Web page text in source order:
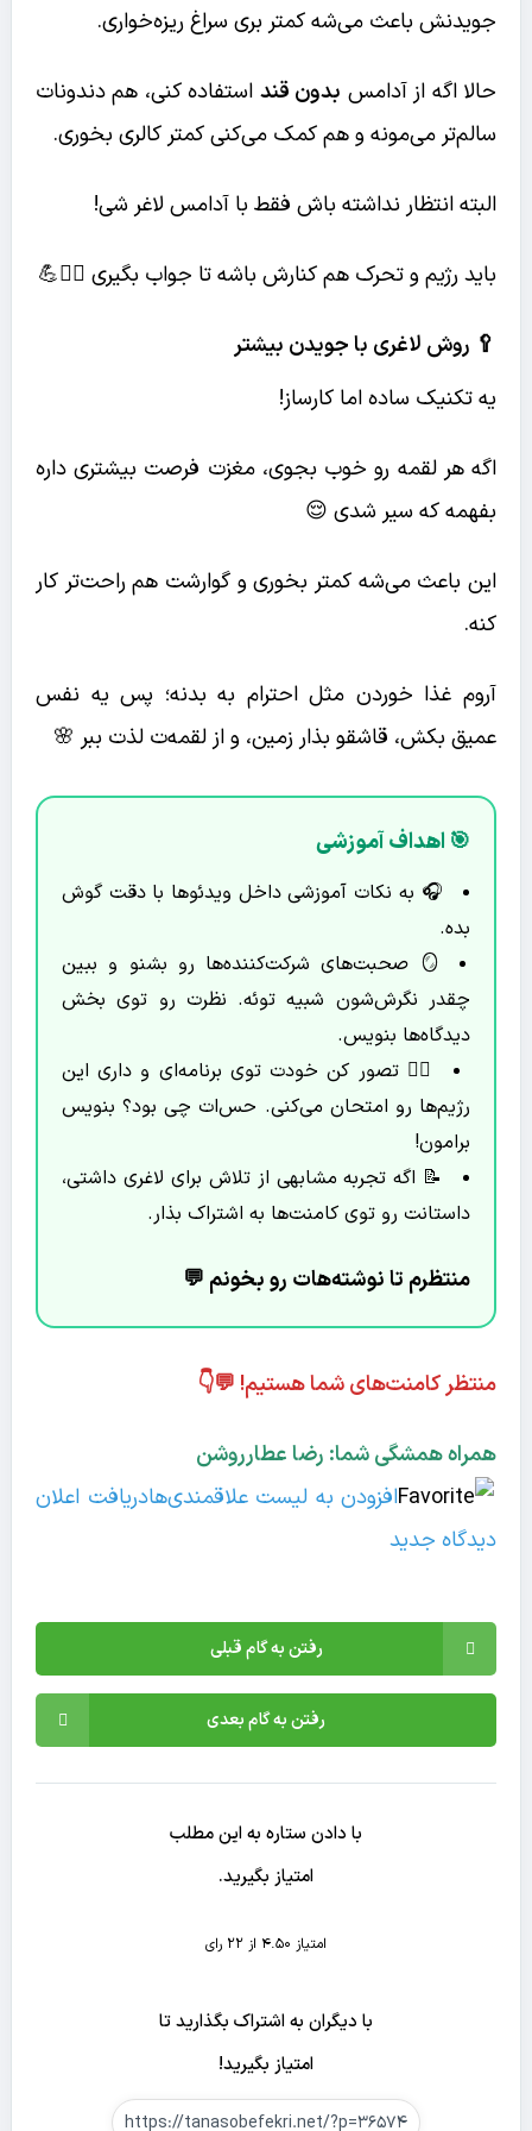
جویدنش باعث می‌شه کمتر بری سراغ ریزه‌خواری.
حالا اگه از آدامس بدون قند استفاده کنی، هم دندونات
سالم‌تر می‌مونه و هم کمک می‌کنی کمتر کالری بخوری.
البته انتظار نداشته باش فقط با آدامس لاغر شی!
باید رژیم و تحرک هم کنارش باشه تا جواب بگیری 🏃‍♀️💪
🥄 روش لاغری با جویدن بیشتر
یه تکنیک ساده اما کارساز!
اگه هر لقمه رو خوب بجوی، مغزت فرصت بیشتری داره
بفهمه که سیر شدی 😌
این باعث می‌شه کمتر بخوری و گوارشت هم راحت‌تر کار
کنه.
آروم غذا خوردن مثل احترام به بدنه؛ پس یه نفس
عمیق بکش، قاشقو بذار زمین، و از لقمه‌ت لذت ببر 🌸
🎯 اهداف آموزشی
🎧 به نکات آموزشی داخل ویدئوها با دقت گوش
بده.
🪞 صحبت‌های شرکت‌کننده‌ها رو بشنو و ببین
چقدر نگرش‌شون شبیه توئه. نظرت رو توی بخش
دیدگاه‌ها بنویس.
🧘‍♀️ تصور کن خودت توی برنامه‌ای و داری این
رژیم‌ها رو امتحان می‌کنی. حس‌ات چی بود؟ بنویس
برامون!
📝 اگه تجربه مشابهی از تلاش برای لاغری داشتی،
داستانت رو توی کامنت‌ها به اشتراک بذار.
منتظرم تا نوشته‌هات رو بخونم 💬
منتظر کامنت‌های شما هستیم! 💬👇
همراه همشگی شما: رضا عطارروشن
افزودن به لیست علاقمندی‌هادریافت اعلان
دیدگاه‌ جدید
رفتن به گام قبلی
رفتن به گام بعدی
با دادن ستاره به این مطلب
امتیاز بگیرید.
امتیاز 4.50 از 22 رای
با دیگران به اشتراک بگذارید تا
امتیاز بگیرید!